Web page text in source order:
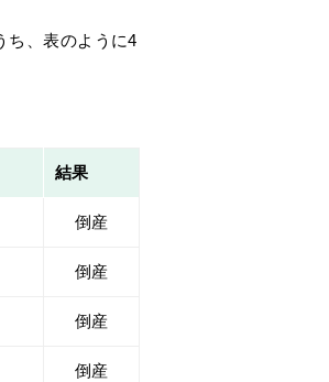
ち、表のように4
結果
倒産
倒産
倒産
倒産